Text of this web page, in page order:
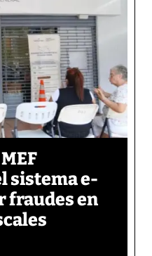
sistema e-
fraudes en